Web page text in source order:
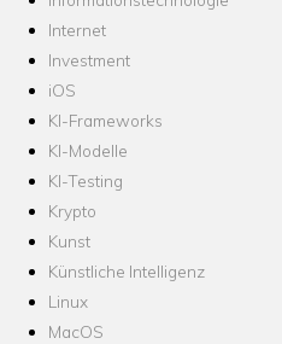
Internet
Investment
iOS
KI-Frameworks
KI-Modelle
KI-Testing
Krypto
Kunst
Künstliche Intelligenz
Linux
MacOS